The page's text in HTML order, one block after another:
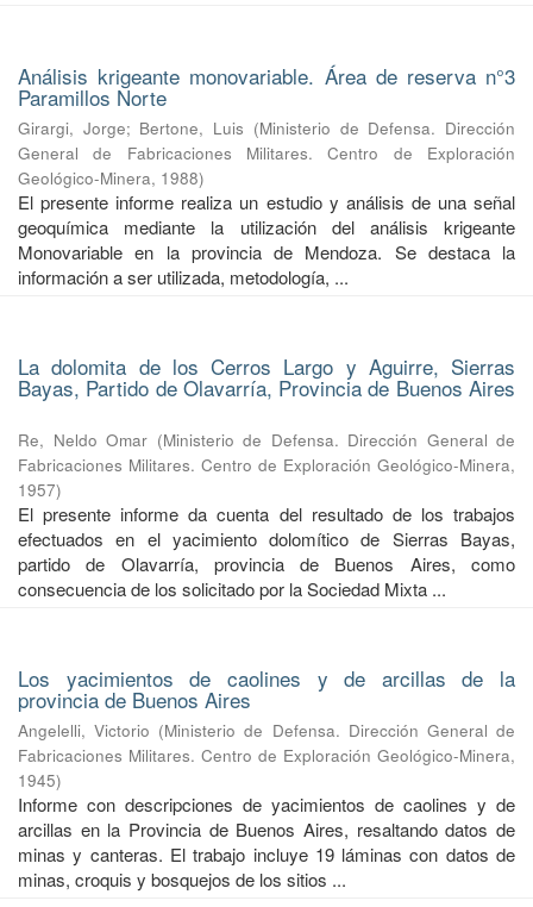
Análisis krigeante monovariable. Área de reserva n°3
Paramillos Norte
Girargi, Jorge; Bertone, Luis (Ministerio de Defensa. Dirección
General de Fabricaciones Militares. Centro de Exploración
Geológico-Minera, 1988)
El presente informe realiza un estudio y análisis de una señal
geoquímica mediante la utilización del análisis krigeante
Monovariable en la provincia de Mendoza. Se destaca la
información a ser utilizada, metodología, ...
La dolomita de los Cerros Largo y Aguirre, Sierras
Bayas, Partido de Olavarría, Provincia de Buenos Aires
Re, Neldo Omar (Ministerio de Defensa. Dirección General de
Fabricaciones Militares. Centro de Exploración Geológico-Minera,
1957)
El presente informe da cuenta del resultado de los trabajos
efectuados en el yacimiento dolomítico de Sierras Bayas,
partido de Olavarría, provincia de Buenos Aires, como
consecuencia de los solicitado por la Sociedad Mixta ...
Los yacimientos de caolines y de arcillas de la
provincia de Buenos Aires
Angelelli, Victorio (Ministerio de Defensa. Dirección General de
Fabricaciones Militares. Centro de Exploración Geológico-Minera,
1945)
Informe con descripciones de yacimientos de caolines y de
arcillas en la Provincia de Buenos Aires, resaltando datos de
minas y canteras. El trabajo incluye 19 láminas con datos de
minas, croquis y bosquejos de los sitios ...